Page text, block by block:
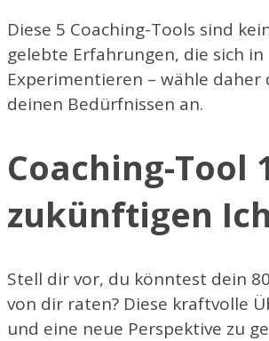
Diese 5 Coaching-Tools sind
gelebte Erfahrungen, die sich
Experimentieren – wähle
deinen Bedürfnissen an.
Coaching-Tool
zukünftigen
Stell dir vor, du könntest dein
von dir raten? Diese kraftvolle
und eine neue Perspektive zu